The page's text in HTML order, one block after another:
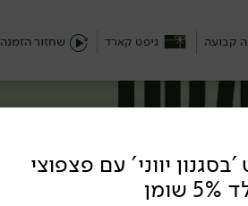
קבועה גיפט קארד שחזור הזמנה
'בסגנון יווני' עם פצפוצי